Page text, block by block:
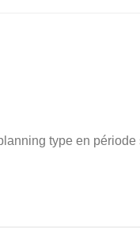
type en